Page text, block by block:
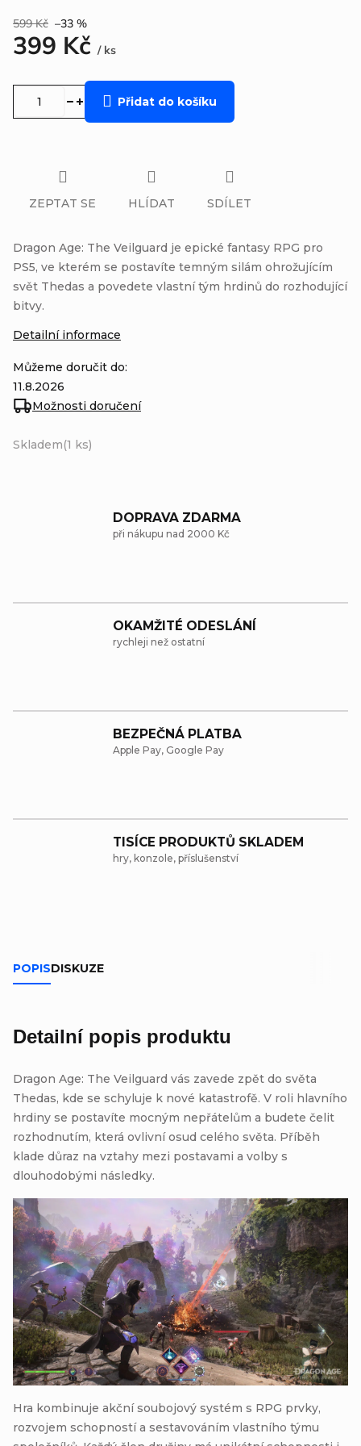
599 Kč –33 %
399 Kč / ks
Skladem(1 ks)
Můžeme doručit do:
11.8.2026
Možnosti doručení
Přidat do košíku
Dragon Age: The Veilguard je epické fantasy RPG pro
PS5, ve kterém se postavíte temným silám ohrožujícím
svět Thedas a povedete vlastní tým hrdinů do rozhodující
bitvy.
Detailní informace
ZEPTAT SE HLÍDAT SDÍLET
DOPRAVA ZDARMA
při nákupu nad 2000 Kč
OKAMŽITÉ ODESLÁNÍ
rychleji než ostatní
BEZPEČNÁ PLATBA
Apple Pay, Google Pay
TISÍCE PRODUKTŮ SKLADEM
hry, konzole, příslušenství
POPISDISKUZE
Detailní popis produktu
Dragon Age: The Veilguard vás zavede zpět do světa
Thedas, kde se schyluje k nové katastrofě. V roli hlavního
hrdiny se postavíte mocným nepřátelům a budete čelit
rozhodnutím, která ovlivní osud celého světa. Příběh
klade důraz na vztahy mezi postavami a volby s
dlouhodobými následky.
Hra kombinuje akční soubojový systém s RPG prvky,
rozvojem schopností a sestavováním vlastního týmu